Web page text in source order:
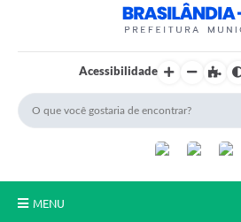
Acessibilidade
MENU